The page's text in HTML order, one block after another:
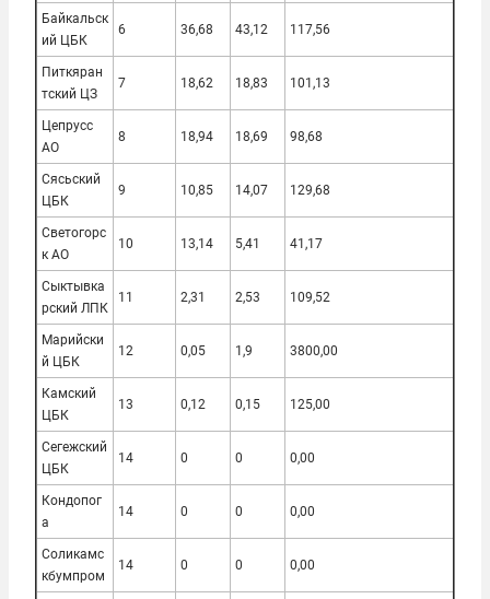
Байкальск
ий ЦБК
6 36,68 43,12 117,56
Питкяран
тский ЦЗ
7 18,62 18,83 101,13
Цепрусс
АО
8 18,94 18,69 98,68
Сясьский
ЦБК
9 10,85 14,07 129,68
Светогорс
к АО
10 13,14 5,41 41,17
Сыктывка
рский ЛПК
11 2,31 2,53 109,52
Марийски
й ЦБК
12 0,05 1,9 3800,00
Камский
ЦБК
13 0,12 0,15 125,00
Сегежский
ЦБК
14 0 0 0,00
Кондопог
а
14 0 0 0,00
Соликамс
кбумпром
14 0 0 0,00